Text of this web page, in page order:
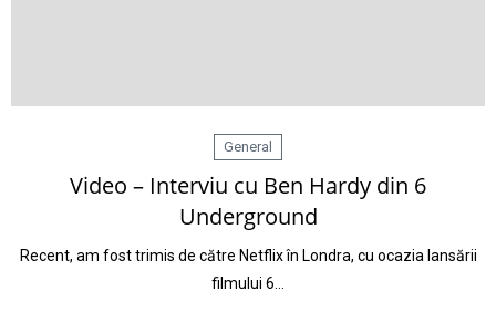
General
Video – Interviu cu Ben Hardy din 6
Underground
Recent, am fost trimis de către Netflix în Londra, cu ocazia lansării
filmului 6…